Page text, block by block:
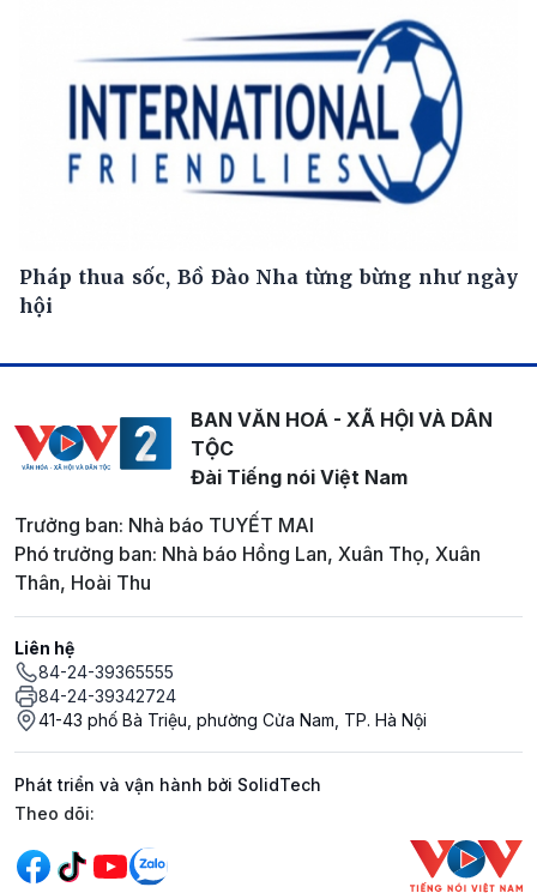
Pháp thua sốc, Bồ Đào Nha từng bừng như ngày
hội
BAN VĂN HOÁ - XÃ HỘI VÀ DÂN
TỘC
Đài Tiếng nói Việt Nam
Trưởng ban: Nhà báo TUYẾT MAI
Phó trưởng ban: Nhà báo Hồng Lan, Xuân Thọ, Xuân
Thân, Hoài Thu
Liên hệ
84-24-39365555
84-24-39342724
41-43 phố Bà Triệu, phường Cửa Nam, TP. Hà Nội
Phát triển và vận hành bởi SolidTech
Mạng xã hội
Theo dõi: